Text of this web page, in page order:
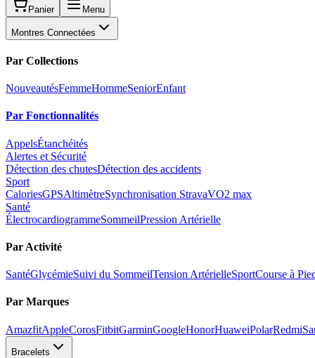
Panier Menu
Montres Connectées
Par Collections
NouveautésFemmeHommeSeniorEnfant
Par Fonctionnalités
AppelsÉtanchéités
Alertes et Sécurité
Détection des chutesDétection des accidents
Sport
CaloriesGPSAltimètreSynchronisation StravaVO2 max
Santé
ÉlectrocardiogrammeSommeilPression Artérielle
Par Activité
SantéGlycémieSuivi du SommeilTension ArtérielleSportCourse à
Par Marques
AmazfitAppleCorosFitbitGarminGoogleHonorHuaweiPolarRedmi
Bracelets